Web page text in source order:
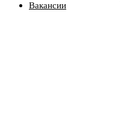
Вакансии